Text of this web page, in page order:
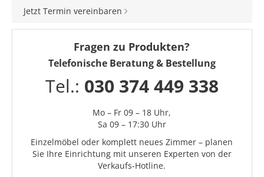
Jetzt Termin vereinbaren
Fragen zu Produkten?
Telefonische Beratung & Bestellung
Tel.: 030 374 449 338
Mo – Fr 09 – 18 Uhr,
Sa 09 – 17:30 Uhr
Einzelmöbel oder komplett neues Zimmer – planen
Sie Ihre Einrichtung mit unseren Experten von der
Verkaufs-Hotline.